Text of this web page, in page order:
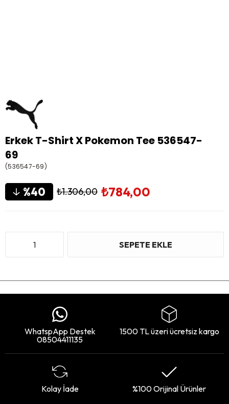
Erkek T-Shirt X Pokemon Tee 536547-
69
(536547-69)
40 ₺1.306,00 ₺784,00
WhatspApp Destek
08504411135
1500 TL üzeri ücretsiz kargo
Kolay İade %100 Orijinal Ürünler